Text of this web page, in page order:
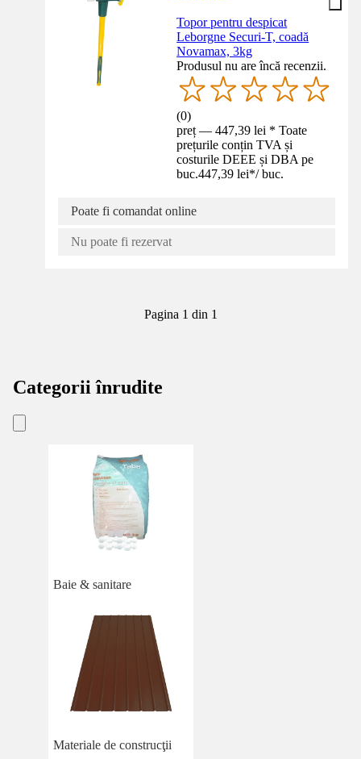
Topor pentru despicat
Leborgne Securi-T, coadă
Novamax, 3kg
Produsul nu are încă recenzii.
(0)
preț — 447,39 lei * Toate
prețurile conțin TVA și
costurile DEEE și DBA pe
buc.447,39 lei*/ buc.
Poate fi comandat online
Nu poate fi rezervat
Pagina 1 din 1
Categorii înrudite
Baie & sanitare
Materiale de construcţii